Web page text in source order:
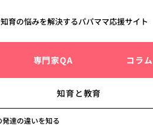
育の悩みを解決するパパママ応援サイト
専門家QA コラム
知育と教育
達の違いを知る